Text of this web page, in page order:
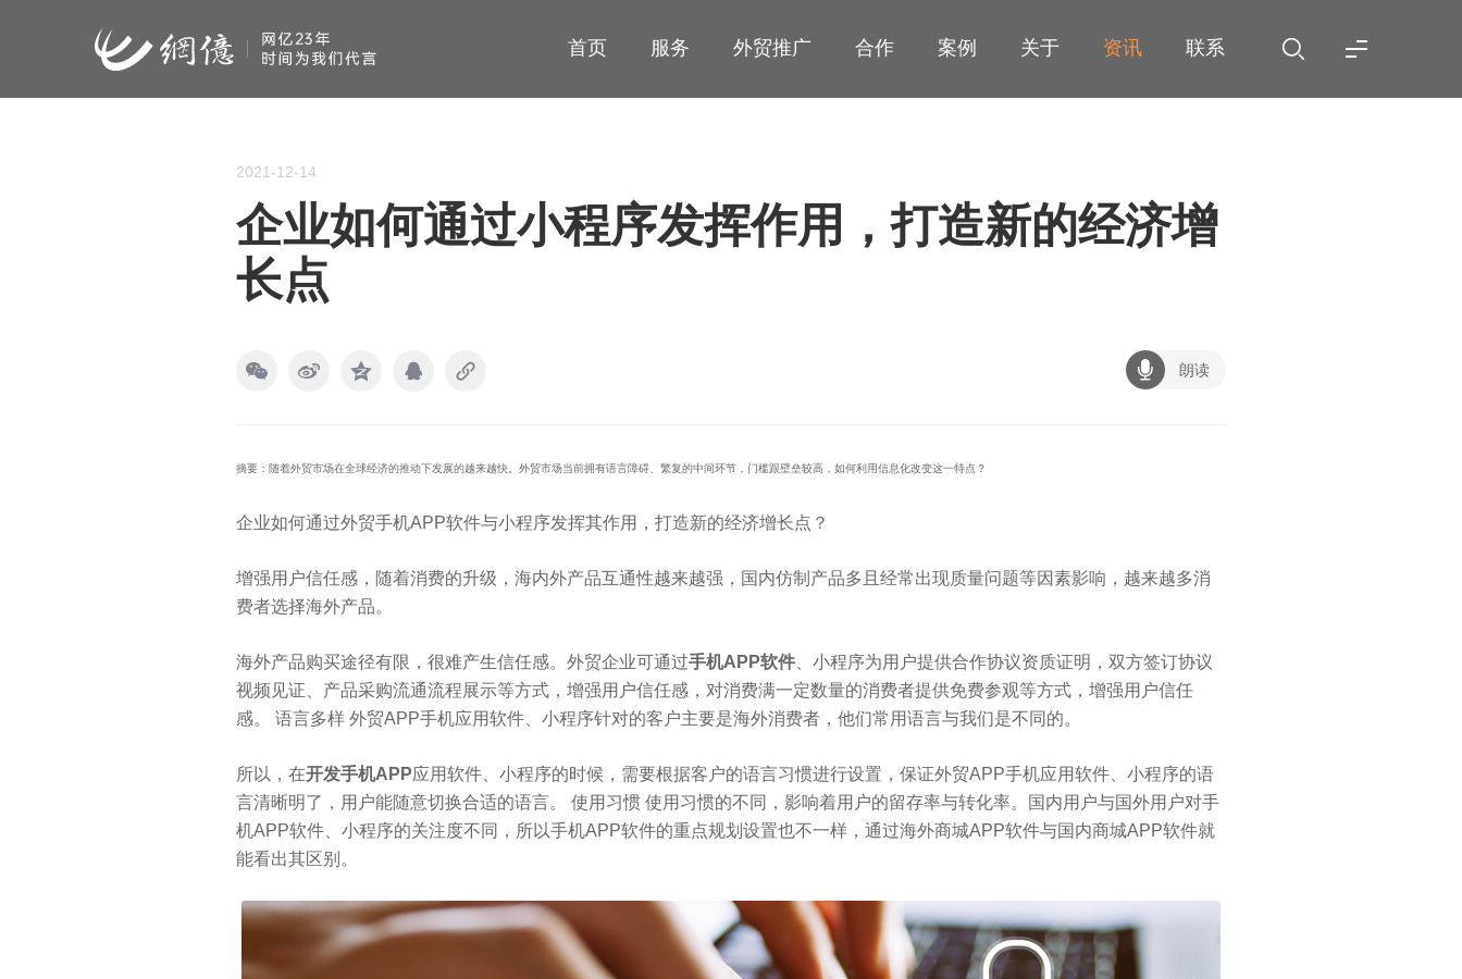
首页 服务 外贸推广 合作 案例 关于 资讯 联系
2021-12-14
企业如何通过小程序发挥作用，打造新的经济增
长点
朗读
摘要：随着外贸市场在全球经济的推动下发展的越来越快。外贸市场当前拥有语言障碍、繁复的中间环节，门槛跟壁垒较高，如何利用信息化改变这一特点？
企业如何通过外贸手机APP软件与小程序发挥其作用，打造新的经济增长点？
增强用户信任感，随着消费的升级，海内外产品互通性越来越强，国内仿制产品多且经常出现质量问题等因素影响，越来越多消
费者选择海外产品。
海外产品购买途径有限，很难产生信任感。外贸企业可通过手机APP软件 、小程序为用户提供合作协议资质证明，双方签订协议
视频见证、产品采购流通流程展示等方式，增强用户信任感，对消费满一定数量的消费者提供免费参观等方式，增强用户信任
感。 语言多样 外贸APP手机应用软件、小程序针对的客户主要是海外消费者，他们常用语言与我们是不同的。
所以，在开发手机APP应用软件、小程序的时候，需要根据客户的语言习惯进行设置，保证外贸APP手机应用软件、小程序的语
言清晰明了，用户能随意切换合适的语言。 使用习惯 使用习惯的不同，影响着用户的留存率与转化率。国内用户与国外用户对手
机APP软件、小程序的关注度不同，所以手机APP软件的重点规划设置也不一样，通过海外商城APP软件与国内商城APP软件就
能看出其区别。